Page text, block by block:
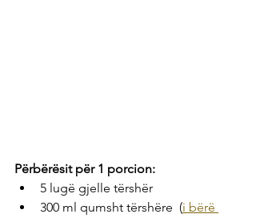
Përbërësit për 1 porcion:
5 lugë gjelle tërshër
300 ml qumsht tërshëre  (i bërë